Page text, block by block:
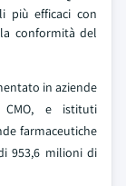
più efficaci con
conformità del
in aziende
CMO, e istituti
farmaceutiche
953,6 milioni di